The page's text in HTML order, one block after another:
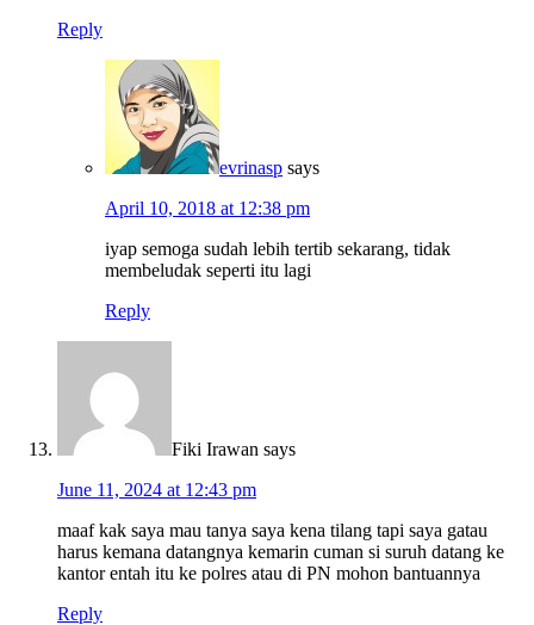
Reply
evrinasp says
April 10, 2018 at 12:38 pm
iyap semoga sudah lebih tertib sekarang, tidak
membeludak seperti itu lagi
Reply
Fiki Irawan says
June 11, 2024 at 12:43 pm
maaf kak saya mau tanya saya kena tilang tapi saya gatau
harus kemana datangnya kemarin cuman si suruh datang ke
kantor entah itu ke polres atau di PN mohon bantuannya
Reply